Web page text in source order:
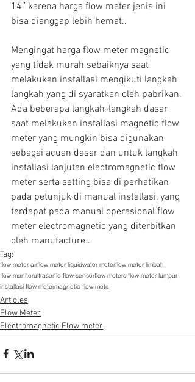
14″ karena harga flow meter jenis ini
bisa dianggap lebih hemat..
Mengingat harga flow meter magnetic
yang tidak murah sebaiknya saat
melakukan installasi mengikuti langkah
langkah yang di syaratkan oleh pabrikan.
Ada beberapa langkah-langkah dasar
saat melakukan installasi magnetic flow
meter yang mungkin bisa digunakan
sebagai acuan dasar dan untuk langkah
installasi lanjutan electromagnetic flow
meter serta setting bisa di perhatikan
pada petunjuk di manual installasi, yang
terdapat pada manual operasional flow
meter electromagnetic yang diterbitkan
oleh manufacture .
Tag:
flow meter airflow meter liquidwater meterflow meter limbah
flow monitorultrasonic flow sensorflow meters,flow meter lumpur
installasi flow metermagnetic flow mete
Articles
Flow Meter
Electromagnetic Flow meter